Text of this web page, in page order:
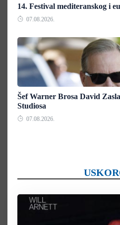
14. Festival mediteranskog i
07.08.2026.
Šef Warner Brosa David
Studiosa
07.08.2026.